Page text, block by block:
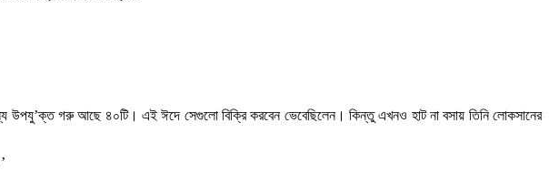
জন্য উপযু’ক্ত গরু আছে ৪০টি। এই ঈদে সেগুলো বিক্রি করবেন ভেবেছিলেন। কিন্তু এখনও হাট না বসায় তিনি লোকসানের